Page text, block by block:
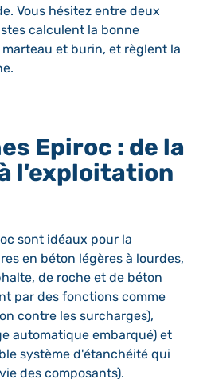
Vous hésitez entre deux
calculent la bonne
et burin, et règlent la
Epiroc : de la
l'exploitation
sont idéaux pour la
en béton légères à lourdes,
de roche et de béton
par des fonctions comme
contre les surcharges),
automatique embarqué) et
système d'étanchéité qui
des composants).